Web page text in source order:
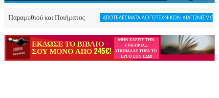
και Ποιήματος ΑΠΟΤΕΛΕΣΜΑΤΑ ΛΟΓΟΤΕΧΝΙΚΩΝ ΔΙΑΓΩΝΙΣΜΩΝ ΠΕΡΙΟΔΙΚΟΥ